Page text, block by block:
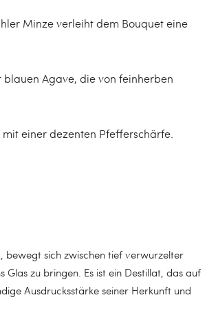
Minze verleiht dem Bouquet eine
Agave, die von feinherben
einer dezenten Pfefferschärfe.
bewegt sich zwischen tief verwurzelter
zu bringen. Es ist ein Destillat, das auf
Ausdrucksstärke seiner Herkunft und